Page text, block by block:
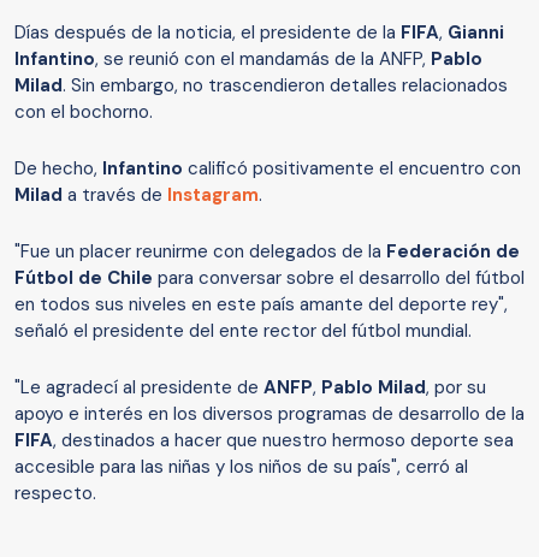
Días después de la noticia, el presidente de la FIFA, Gianni
Infantino, se reunió con el mandamás de la ANFP, Pablo
Milad. Sin embargo, no trascendieron detalles relacionados
con el bochorno.
De hecho, Infantino calificó positivamente el encuentro con
Milad a través de Instagram.
"Fue un placer reunirme con delegados de la Federación de
Fútbol de Chile para conversar sobre el desarrollo del fútbol
en todos sus niveles en este país amante del deporte rey",
señaló el presidente del ente rector del fútbol mundial.
"Le agradecí al presidente de ANFP, Pablo Milad, por su
apoyo e interés en los diversos programas de desarrollo de la
FIFA, destinados a hacer que nuestro hermoso deporte sea
accesible para las niñas y los niños de su país", cerró al
respecto.